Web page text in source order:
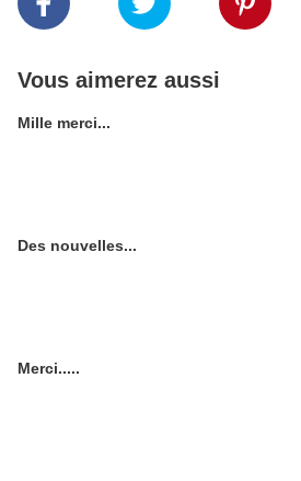
Vous aimerez aussi
Mille merci...
Des nouvelles...
Merci.....